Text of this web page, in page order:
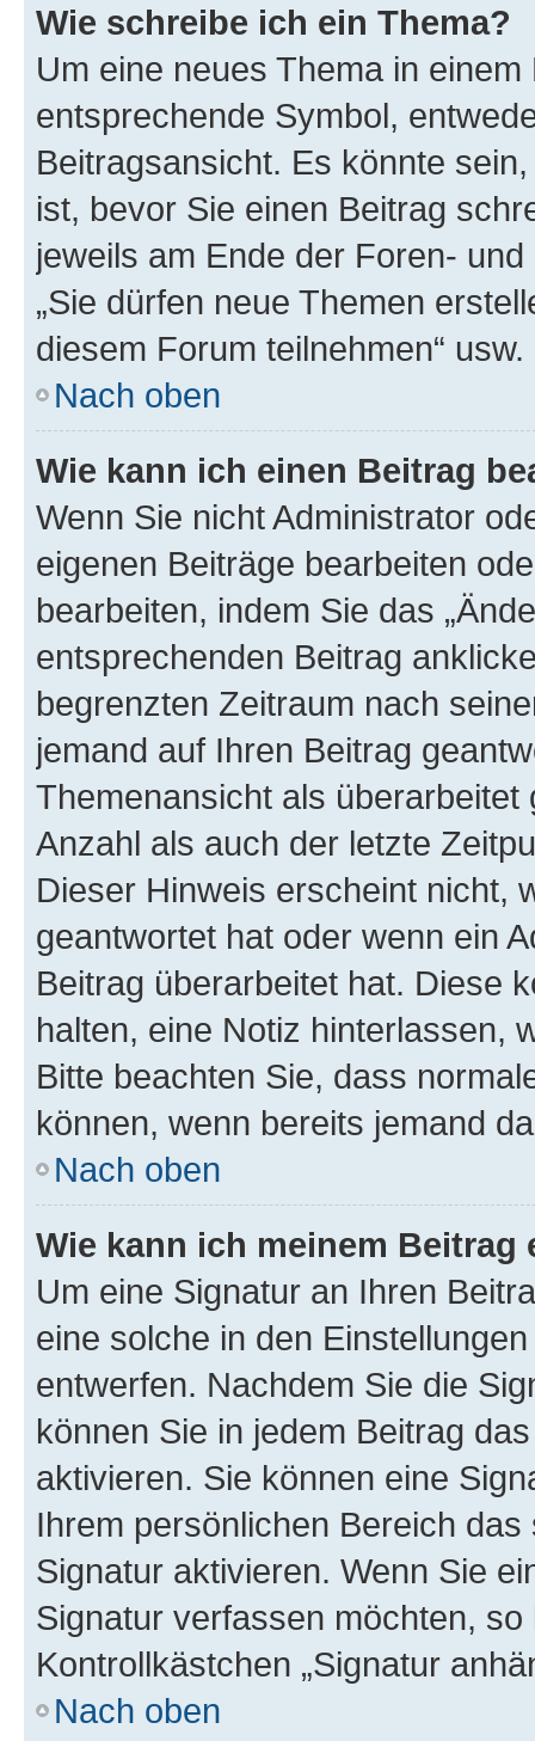
Wie schreibe ich ein Thema?
Um eine neues Thema in
entsprechende Symbol,
Beitragsansicht. Es könnte
ist, bevor Sie einen Beitrag
jeweils am Ende der Foren-
„Sie dürfen neue Themen
diesem Forum teilnehmen“ usw.
Nach oben
Wie kann ich einen Beitrag
Wenn Sie nicht Administrator
eigenen Beiträge bearbeiten
bearbeiten, indem Sie das
entsprechenden Beitrag
begrenzten Zeitraum nach
jemand auf Ihren Beitrag
Themenansicht als
Anzahl als auch der letzte
Dieser Hinweis erscheint nicht,
geantwortet hat oder wenn ein
Beitrag überarbeitet hat. Diese
halten, eine Notiz hinterlassen,
Bitte beachten Sie, dass
können, wenn bereits jemand
Nach oben
Wie kann ich meinem
Um eine Signatur an Ihren
eine solche in den
entwerfen. Nachdem Sie die
können Sie in jedem Beitrag
aktivieren. Sie können eine
Ihrem persönlichen Bereich
Signatur aktivieren. Wenn Sie
Signatur verfassen möchten,
Kontrollkästchen „Signatur
Nach oben